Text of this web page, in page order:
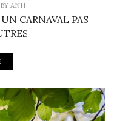
BY ANH
CARNAVAL PAS